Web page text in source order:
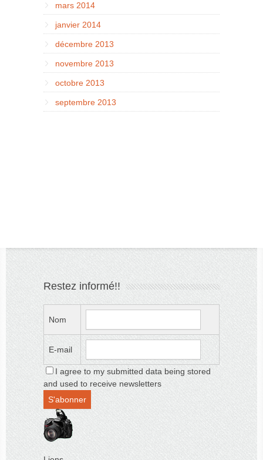
mars 2014
janvier 2014
décembre 2013
novembre 2013
octobre 2013
septembre 2013
Restez informé!!
Nom
E-mail
I agree to my submitted data being stored
and used to receive newsletters